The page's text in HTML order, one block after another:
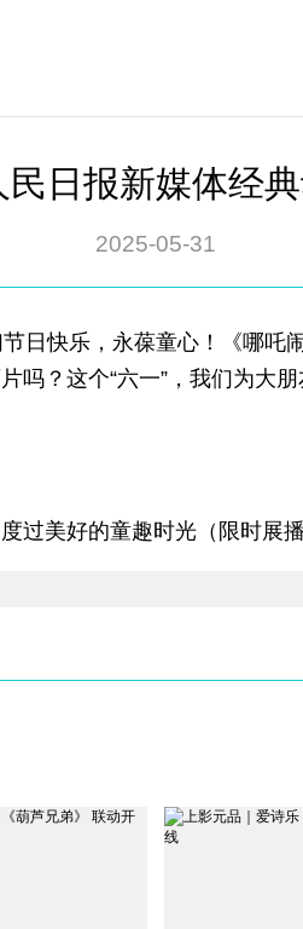
民日报新媒体经
2025-05-31
日快乐，永葆童心！《哪
？这个“六一”，我们为大
过美好的童趣时光（限时展